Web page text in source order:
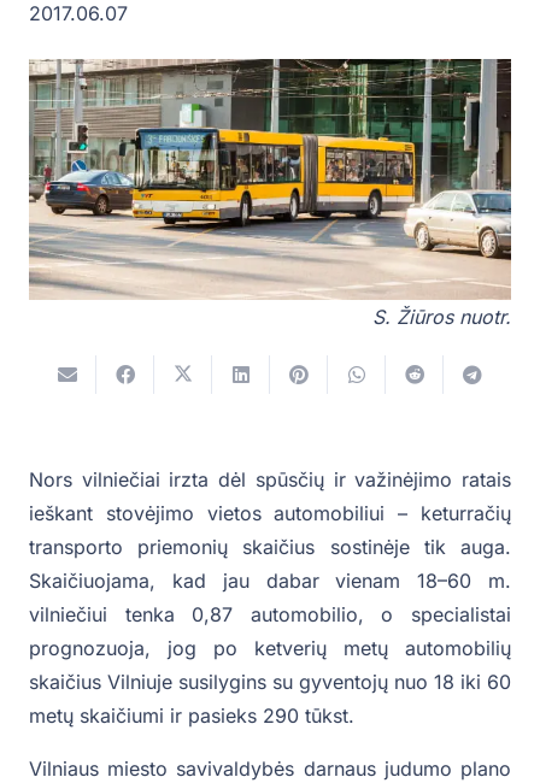
2017.06.07
S. Žiūros nuotr.
Nors vilniečiai irzta dėl spūsčių ir važinėjimo ratais
ieškant stovėjimo vietos automobiliui – keturračių
transporto priemonių skaičius sostinėje tik auga.
Skaičiuojama, kad jau dabar vienam 18–60 m.
vilniečiui tenka 0,87 automobilio, o specialistai
prognozuoja, jog po ketverių metų automobilių
skaičius Vilniuje susilygins su gyventojų nuo 18 iki 60
metų skaičiumi ir pasieks 290 tūkst.
Vilniaus miesto savivaldybės darnaus judumo plano